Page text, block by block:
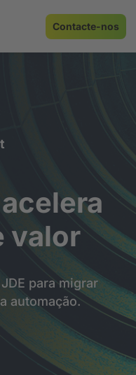
Contacte-nos
valor
para migrar
automação.